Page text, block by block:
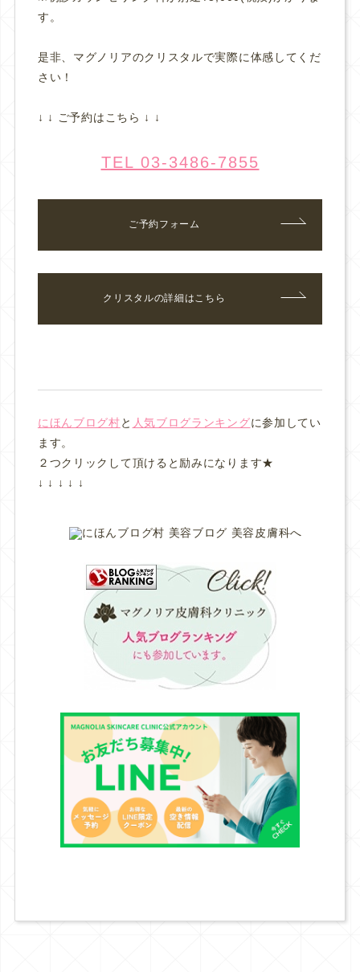
す。
是非、マグノリアのクリスタルで実際に体感してくだ
さい！
↓ ↓ ご予約はこちら ↓ ↓
TEL 03-3486-7855
ご予約フォーム
クリスタルの詳細はこちら
にほんブログ村と 人気ブログランキングに参加してい
ます。
２つクリックして頂けると励みになります★
↓ ↓ ↓ ↓ ↓